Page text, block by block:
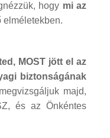
hogy mi az
elméletekben.
MOST jött el az
biztonságának
majd,
és az Önkéntes